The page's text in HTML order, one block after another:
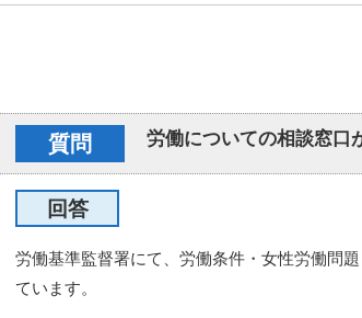
質問 労働についての相談窓口
回答
労働基準監督署にて、労働条件・女性労働問
ています。